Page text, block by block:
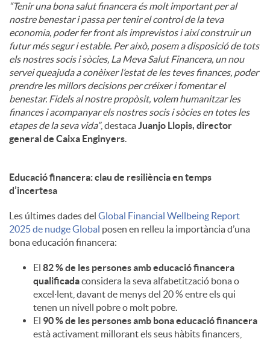
“Tenir una bona salut financera és molt important per al
nostre benestar i passa per tenir el control de la teva
economia, poder fer front als imprevistos i així construir un
futur més segur i estable. Per això, posem a disposició de tots
els nostres socis i sòcies, La Meva Salut Financera, un nou
servei queajuda a conèixer l’estat de les teves finances, poder
prendre les millors decisions per créixer i fomentar el
benestar. Fidels al nostre propòsit, volem humanitzar les
finances i acompanyar els nostres socis i sòcies en totes les
etapes de la seva vida”, destacaJuanjo Llopis, director
general de Caixa Enginyers.
Educació financera: clau de resiliència en temps
d’incertesa
Les últimes dades del Global Financial Wellbeing Report
2025 de nudge Global posen en relleu la importància d’una
bona educación financera:
El 82 % de les persones amb educació financera
qualificadaconsidera la seva alfabetització bona o
excel·lent, davant de menys del 20 % entre els qui
tenen un nivell pobre o molt pobre.
El 90 % de les persones amb bona educació financera
està activament millorant els seus hàbits financers,